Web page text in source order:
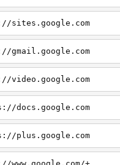
sites.google.com
gmail.google.com
video.google.com
docs.google.com
plus.google.com